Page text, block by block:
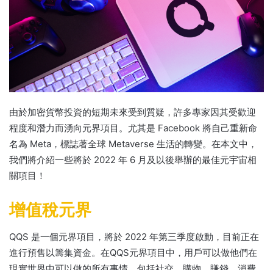
由於加密貨幣投資的短期未來受到質疑，許多專家因其受歡迎
程度和潛力而湧向元界項目。 尤其是 Facebook 將自己重新命
名為 Meta，標誌著全球 Metaverse 生活的轉變。 在本文中，
我們將介紹一些將於 2022 年 6 月及以後舉辦的最佳元宇宙相
關項目！
增值稅元界
QQS 是一個元界項目，將於 2022 年第三季度啟動，目前正在
進行預售以籌集資金。 在QQS元界項目中，用戶可以做他們在